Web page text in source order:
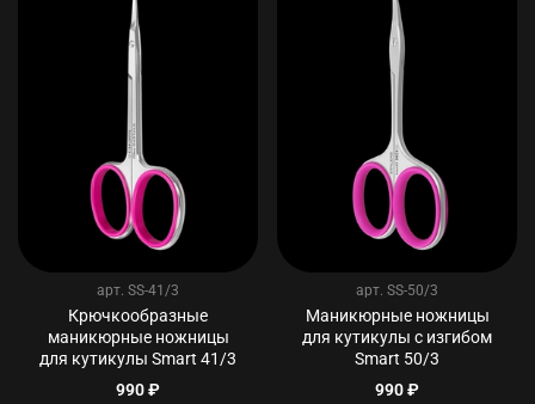
арт. SS-41/3
Крючкообразные
маникюрные ножницы
для кутикулы Smart 41/3
990 ₽
арт. SS-50/3
Маникюрные ножницы
для кутикулы с изгибом
Smart 50/3
990 ₽